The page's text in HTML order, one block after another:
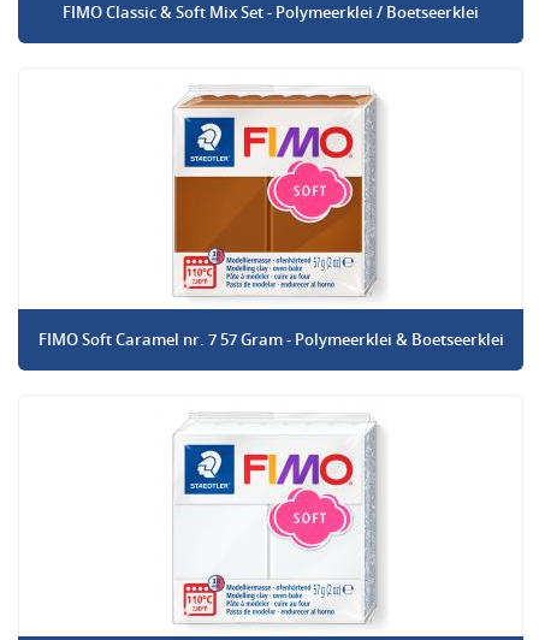
FIMO Classic & Soft Mix Set - Polymeerklei / Boetseerklei
FIMO Soft Caramel nr. 7 57 Gram - Polymeerklei & Boetseerklei